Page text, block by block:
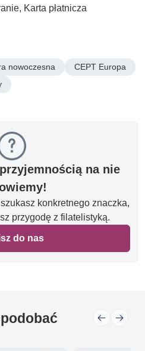
Karta płatnicza
nowoczesna
CEPT Europa
na nie
konkretnego znaczka,
przygodę z filatelistyką.
do nas